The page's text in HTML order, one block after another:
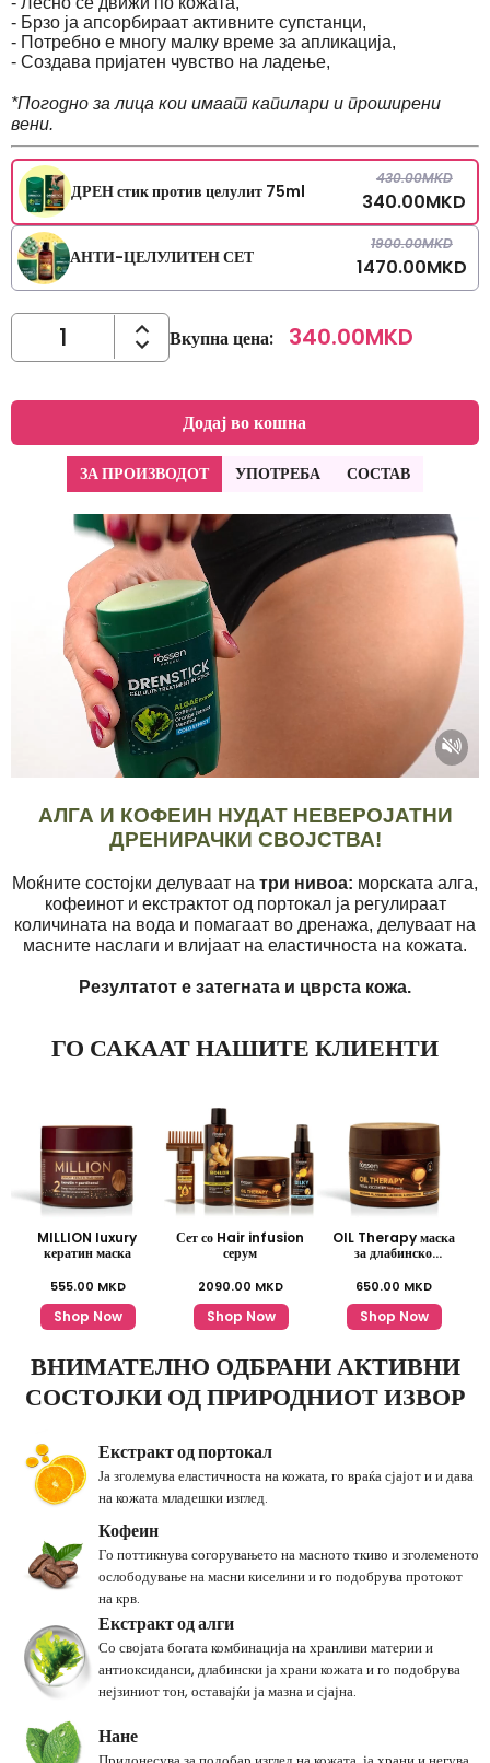
- Брзо ја апсорбираат активните супстанци,
- Потребно е многу малку време за апликација,
- Создава пријатен чувство на ладење,
*Погодно за лица кои имаат капилари и проширени
вени.
ДРЕН стик против целулит 75ml
430.00MKD
340.00MKD
АНТИ-ЦЕЛУЛИТЕН СЕТ
1900.00MKD
1470.00MKD
Вкупна цена: 340.00MKD
Додај во кошна
ЗА ПРОИЗВОДОТ УПОТРЕБА СОСТАВ
АЛГА И КОФЕИН НУДАТ НЕВЕРОЈАТНИ
ДРЕНИРАЧКИ СВОЈСТВА!
Моќните состојки делуваат на три нивоа: морската алга,
кофеинот и екстрактот од портокал ја регулираат
количината на вода и помагаат во дренажа, делуваат на
масните наслаги и влијаат на еластичноста на кожата.
Резултатот е затегната и цврста кожа.
ГО САКААТ НАШИТЕ КЛИЕНТИ
MILLION luxury
кератин маска
555.00 MKD
Shop Now
Сет со Hair infusion
серум
2090.00 MKD
Shop Now
OIL Therapy маска
за длабинско
650.00 MKD
Shop Now
ВНИМАТЕЛНО ОДБРАНИ АКТИВНИ
СОСТОЈКИ ОД ПРИРОДНИОТ ИЗВОР
Екстракт од портокал
Ја зголемува еластичноста на кожата, го враќа сјајот и и дава
на кожата младешки изглед.
Кофеин
Го поттикнува согорувањето на масното ткиво и зголеменото
ослободување на масни киселини и го подобрува протокот
на крв.
Екстракт од алги
Со својата богата комбинација на хранливи материи и
антиоксиданси, длабински ја храни кожата и го подобрува
нејзиниот тон, оставајќи ја мазна и сјајна.
Нане